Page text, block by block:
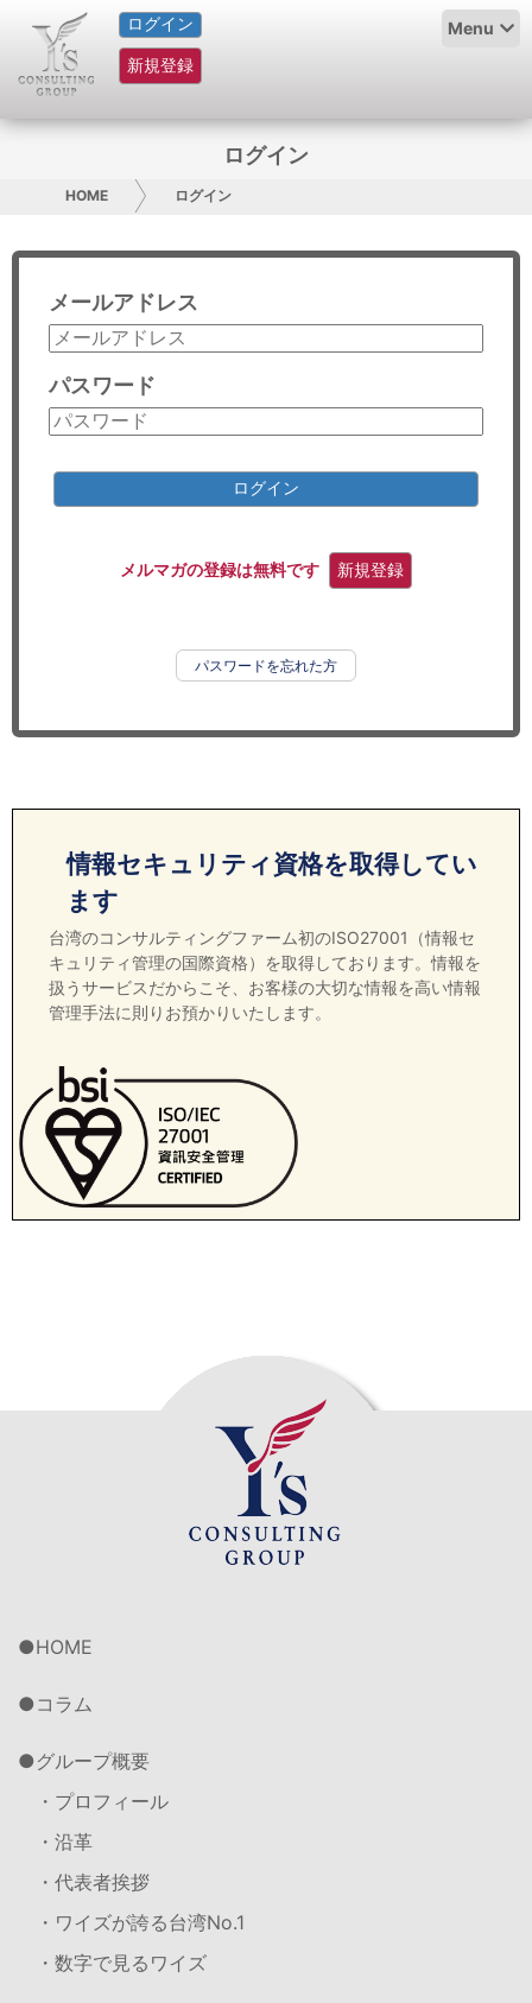
ログイン
新規登録
Menu
HOME
サービス紹介
グループ概要
採用情報
お問い合わせ
コンサルティング
リサーチ
ログイン
HOME ログイン
メールアドレス
パスワード
ログイン
メルマガの登録は無料です 新規登録
パスワードを忘れた方
情報セキュリティ資格を取得してい
ます
台湾のコンサルティングファーム初のISO27001（情報セ
キュリティ管理の国際資格）を取得しております。情報を
扱うサービスだからこそ、お客様の大切な情報を高い情報
管理手法に則りお預かりいたします。
HOME
コラム
グループ概要
・プロフィール
・沿革
・代表者挨拶
・ワイズが誇る台湾No.1
・数字で見るワイズ